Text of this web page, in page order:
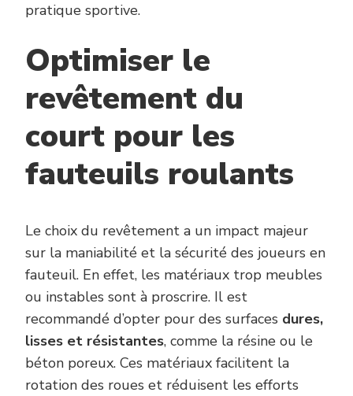
pratique sportive.
Optimiser le
revêtement du
court pour les
fauteuils roulants
Le choix du revêtement a un impact majeur
sur la maniabilité et la sécurité des joueurs en
fauteuil. En effet, les matériaux trop meubles
ou instables sont à proscrire. Il est
recommandé d’opter pour des surfaces dures,
lisses et résistantes, comme la résine ou le
béton poreux. Ces matériaux facilitent la
rotation des roues et réduisent les efforts